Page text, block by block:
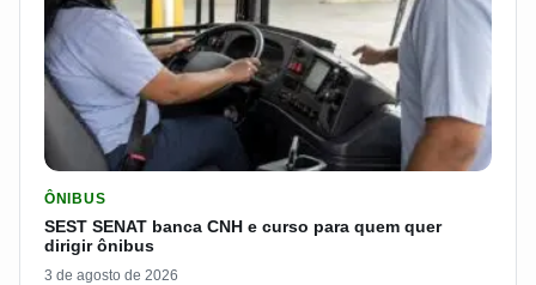
ÔNIBUS
SEST SENAT banca CNH e curso para quem quer
dirigir ônibus
3 de agosto de 2026